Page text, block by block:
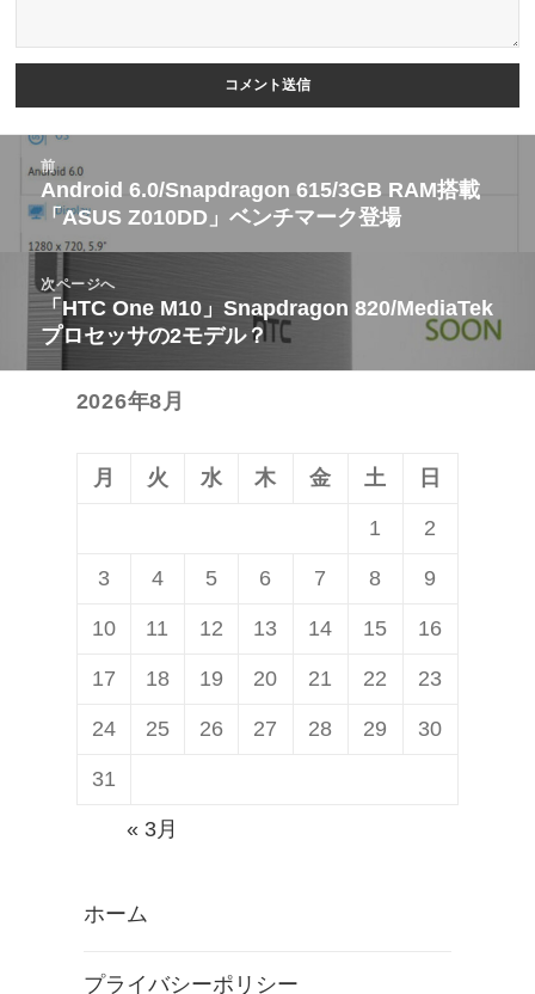
前
前
の
投
稿:
Android 6.0/Snapdragon 615/3GB RAM搭載
「ASUS Z010DD」ベンチマーク登場
次ページへ
次
の
投
「HTC One M10」Snapdragon 820/MediaTek
プロセッサの2モデル？
2026年8月
月 火 水 木 金 土 日
1 2
3 4 5 6 7 8 9
10 11 12 13 14 15 16
17 18 19 20 21 22 23
24 25 26 27 28 29 30
31
« 3月
ホーム
プライバシーポリシー